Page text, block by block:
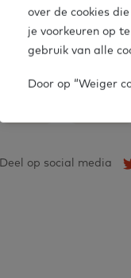
Formeel en
Deel op social media
over de cookies
je voorkeuren op
gebruik van alle
Door op “Weiger